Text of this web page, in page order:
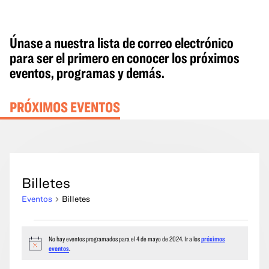
Únase a nuestra lista de correo electrónico
para ser el primero en conocer los próximos
eventos, programas y demás.
PRÓXIMOS EVENTOS
Billetes
Eventos Billetes
del
Aviso
No hay eventos programados para el 4 de mayo de 2024. Ir a lospróximos
eventos.